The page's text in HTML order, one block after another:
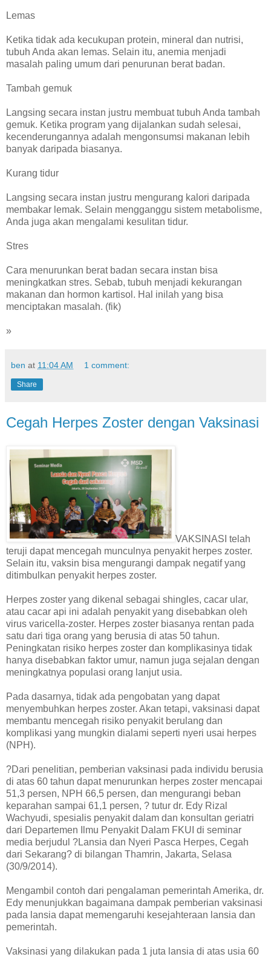
Lemas
Ketika tidak ada kecukupan protein, mineral dan nutrisi,
tubuh Anda akan lemas. Selain itu, anemia menjadi
masalah paling umum dari penurunan berat badan.
Tambah gemuk
Langsing secara instan justru membuat tubuh Anda tambah
gemuk. Ketika program yang dijalankan sudah selesai,
kecenderungannya adalah mengonsumsi makanan lebih
banyak daripada biasanya.
Kurang tidur
Langsing secara instan justru mengurang kalori daripada
membakar lemak. Selain mengganggu sistem metabolisme,
Anda juga akan mengalami kesulitan tidur.
Stres
Cara menurunkan berat badan secara instan bisa
meningkatkan stres. Sebab, tubuh menjadi kekurangan
makanan dan hormon kartisol. Hal inilah yang bisa
menciptakan masalah. (fik)
»
ben at 11:04 AM 1 comment:
Share
Cegah Herpes Zoster dengan Vaksinasi
VAKSINASI telah
teruji dapat mencegah munculnya penyakit herpes zoster.
Selain itu, vaksin bisa mengurangi dampak negatif yang
ditimbulkan penyakit herpes zoster.
Herpes zoster yang dikenal sebagai shingles, cacar ular,
atau cacar api ini adalah penyakit yang disebabkan oleh
virus varicella-zoster. Herpes zoster biasanya rentan pada
satu dari tiga orang yang berusia di atas 50 tahun.
Peningkatan risiko herpes zoster dan komplikasinya tidak
hanya disebabkan faktor umur, namun juga sejalan dengan
meningkatnya populasi orang lanjut usia.
Pada dasarnya, tidak ada pengobatan yang dapat
menyembuhkan herpes zoster. Akan tetapi, vaksinasi dapat
membantu mencegah risiko penyakit berulang dan
komplikasi yang mungkin dialami seperti nyeri usai herpes
(NPH).
?Dari penelitian, pemberian vaksinasi pada individu berusia
di atas 60 tahun dapat menurunkan herpes zoster mencapai
51,3 persen, NPH 66,5 persen, dan mengurangi beban
keparahan sampai 61,1 persen, ? tutur dr. Edy Rizal
Wachyudi, spesialis penyakit dalam dan konsultan geriatri
dari Departemen Ilmu Penyakit Dalam FKUI di seminar
media berjudul ?Lansia dan Nyeri Pasca Herpes, Cegah
dari Sekarang? di bilangan Thamrin, Jakarta, Selasa
(30/9/2014).
Mengambil contoh dari pengalaman pemerintah Amerika, dr.
Edy menunjukkan bagaimana dampak pemberian vaksinasi
pada lansia dapat memengaruhi kesejahteraan lansia dan
pemerintah.
Vaksinasi yang dilakukan pada 1 juta lansia di atas usia 60